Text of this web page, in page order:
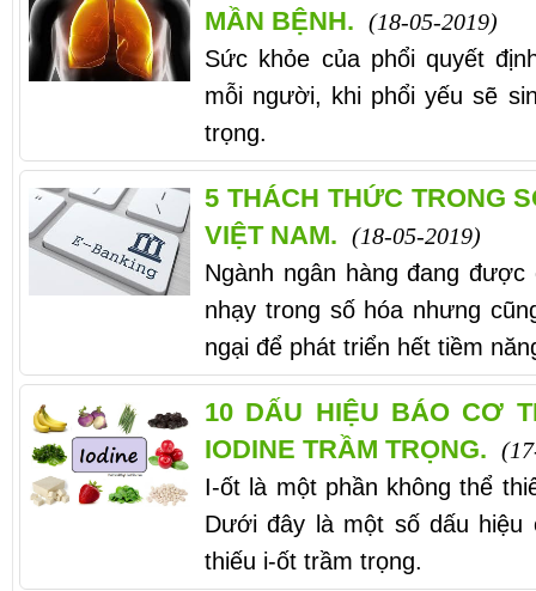
MẦN BỆNH. (18-05-2019)
Sức khỏe của phổi quyết
mỗi người, khi phổi yếu sẽ
trọng.
5 THÁCH THỨC TRONG
VIỆT NAM. (18-05-2019)
Ngành ngân hàng đang
nhạy trong số hóa nhưng
ngại để phát triển hết tiềm
10 DẤU HIỆU BÁO CƠ
IODINE TRẦM TRỌNG.
I-ốt là một phần không thể
Dưới đây là một số dấu
thiếu i-ốt trầm trọng.